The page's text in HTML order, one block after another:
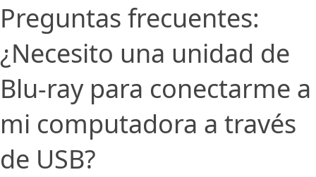
Preguntas frecuentes:
¿Necesito una unidad de
Blu-ray para conectarme a
mi computadora a través
de USB?